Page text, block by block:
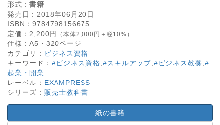
形式： 書籍
発売日： 2018年06月20日
ISBN： 9784798156675
定価： 2,200円 （本体2,000円＋税10%）
仕様： A5・ 320ページ
カテゴリ： ビジネス資格
キーワード： #ビジネス資格 #スキルアップ #ビジネス教養 #
起業・開業
レーベル： EXAMPRESS
シリーズ： 販売士教科書
紙の書籍